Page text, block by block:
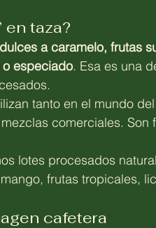
en taza?
a caramelo, frutas
especiado. Esa es una
tanto en el mundo
comerciales.
lotes procesados
frutas tropicales,
cafetera